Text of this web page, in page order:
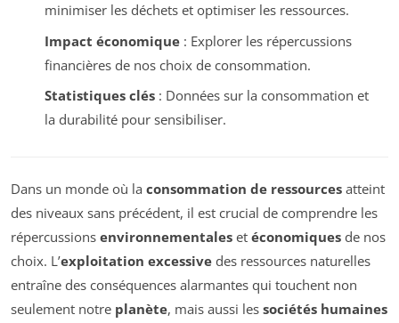
minimiser les déchets et optimiser les ressources.
Impact économique: Explorer les répercussions
financières de nos choix de consommation.
Statistiques clés: Données sur la consommation et
la durabilité pour sensibiliser.
Dans un monde où la consommation de ressources atteint
des niveaux sans précédent, il est crucial de comprendre les
répercussions environnementales et économiques de nos
choix. L’exploitation excessive des ressources naturelles
entraîne des conséquences alarmantes qui touchent non
seulement notre planète, mais aussi les sociétés humaines